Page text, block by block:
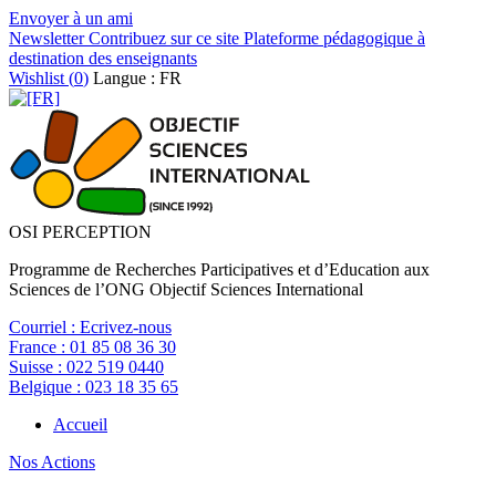
Envoyer à un ami
NewsletterContribuez sur ce site Plateforme pédagogique à
destination des enseignants
Wishlist (0) Langue : FR
OSI PERCEPTION
Programme de Recherches Participatives et d’Education aux
Sciences de l’ONG Objectif Sciences International
Courriel : Ecrivez-nous
France : 01 85 08 36 30
Suisse : 022 519 0440
Belgique : 023 18 35 65
Accueil
Nos Actions